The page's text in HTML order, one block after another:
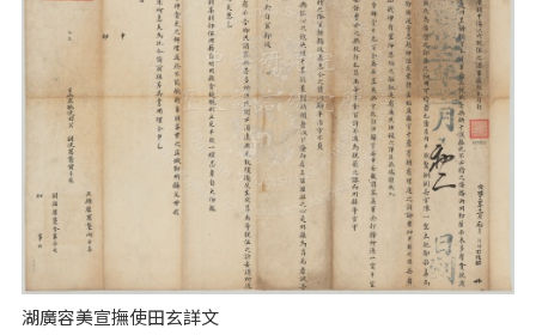
湖廣容美宣撫使田玄詳文